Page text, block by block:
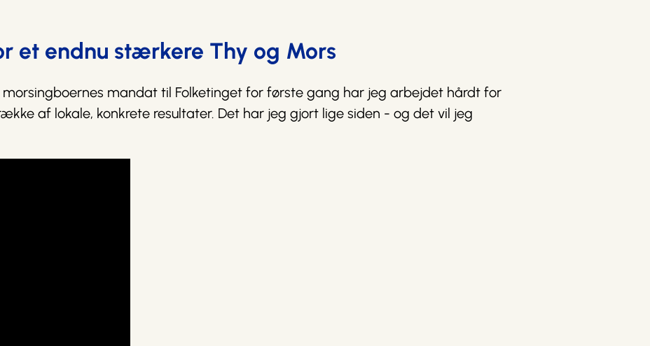
et endnu stærkere Thy og Mors
mandat til Folketinget for første gang har jeg arbejdet hårdt for
af lokale, konkrete resultater. Det har jeg gjort lige siden - og det vil jeg